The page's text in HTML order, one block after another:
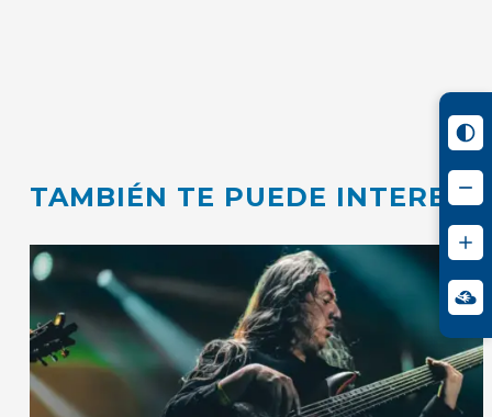
TAMBIÉN TE PUEDE